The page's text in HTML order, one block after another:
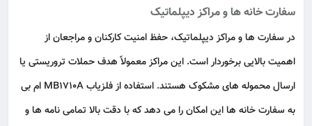
سفارت خانه‌ ها و مراکز دیپلماتیک
در سفارت‌ ها و مراکز دیپلماتیک، حفظ امنیت کارکنان و مراجعان از
اهمیت بالایی برخوردار است. این مراکز معمولاً هدف حملات تروریستی یا
ارسال محموله‌ های مشکوک هستند. استفاده از فلزیاب MB1710A ام بی
به سفارت‌ خانه‌ ها این امکان را می‌ دهد که با دقت بالا تمامی نامه‌ ها و